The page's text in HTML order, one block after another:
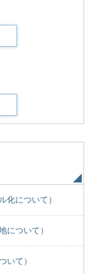
化について）
について）
いて）